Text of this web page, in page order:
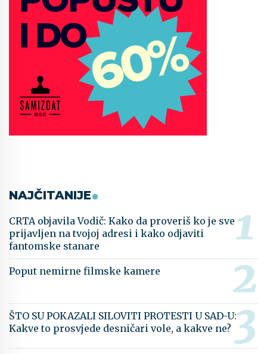
NAJČITANIJE
CRTA objavila Vodič: Kako da proveriš ko je sve
prijavljen na tvojoj adresi i kako odjaviti
fantomske stanare
Poput nemirne filmske kamere
ŠTO SU POKAZALI SILOVITI PROTESTI U SAD-U:
Kakve to prosvjede desničari vole, a kakve ne?